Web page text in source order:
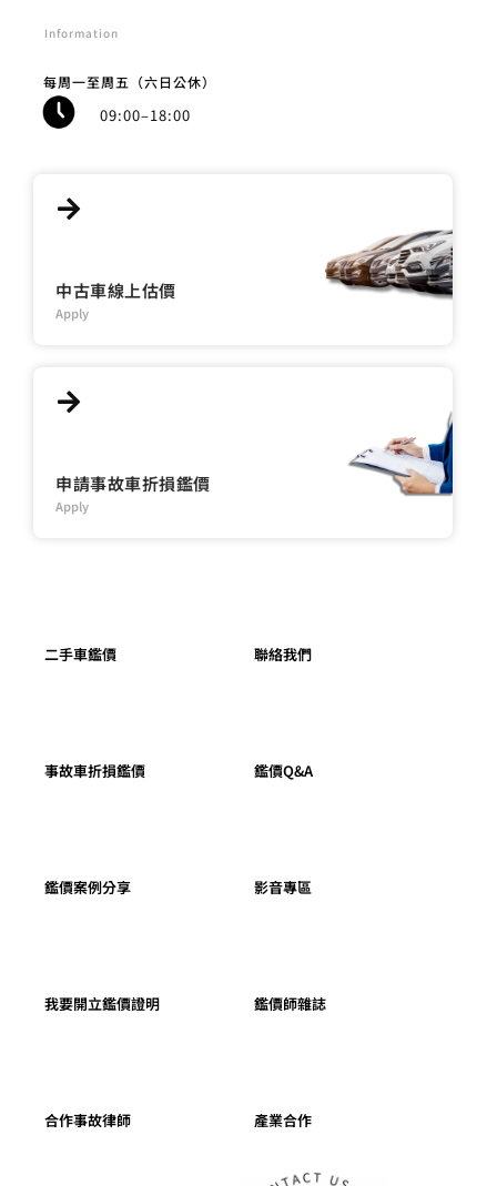
中古車線上估價
Apply
申請事故車折損鑑價
Apply
二手車鑑價
事故車折損鑑價
鑑價案例分享
我要開立鑑價證明
合作事故律師
聯絡我們
鑑價Q&A
影音專區
鑑價師雜誌
產業合作
Information
每周一至周五（六日公休）
09:00–18:00